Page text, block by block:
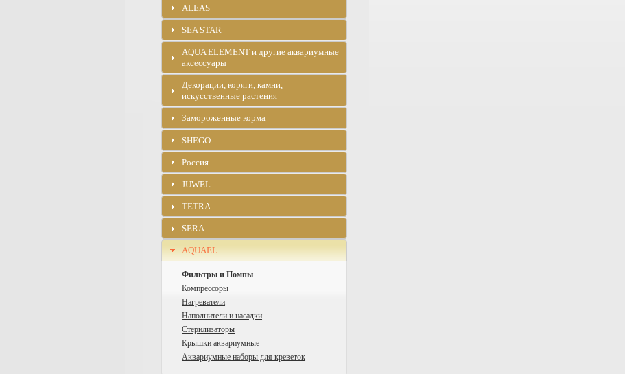
ALEAS
SEA STAR
AQUA ELEMENT и другие аквариумные
аксессуары
Декорации, коряги, камни,
искусственные растения
Замороженные корма
SHEGO
Россия
JUWEL
TETRA
SERA
AQUAEL
Фильтры и Помпы
Компрессоры
Нагреватели
Наполнители и насадки
Стерилизаторы
Крышки аквариумные
Аквариумные наборы для креветок